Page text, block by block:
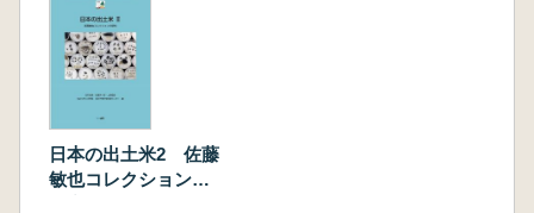
最先端の分析技術の紹介にとどまらず、遺物
や遺跡そのものが持つ美的な価値を豊富なグラ
フィックで紹介し、その歴史的価値にも深く迫
っている。新しい考古学の世界を是非楽しんで
いただきたい。
日本の出土米2 佐藤
敏也コレクションの